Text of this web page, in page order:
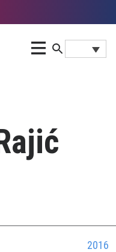
2016